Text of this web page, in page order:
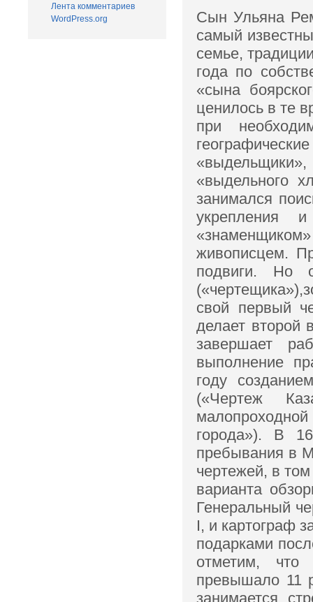
Сын Ульяна
самый
семье,
года по
«сына
ценилось в те
при
«выдельного
занимался
укрепления
живописцем.
подвиги. Но
свой первый
делает второй
завершает
выполнение
году
(«Чертеж
города»). В
пребывания в
чертежей, в
варианта
Генеральный
I, и картограф
подарками
отметим,
превышало 11
занимается
Лента комментариев
WordPress.org